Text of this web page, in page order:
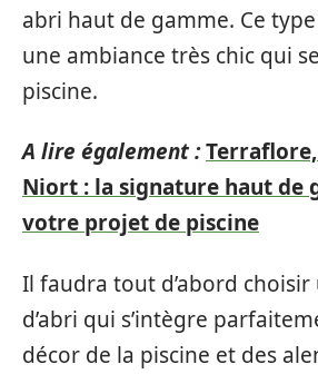
abri haut de gamme. Ce
une ambiance très chic qui
piscine.
A lire également :
Niort : la signature haut de
votre projet de piscine
Il faudra tout d’abord
d’abri qui s’intègre
décor de la piscine et des